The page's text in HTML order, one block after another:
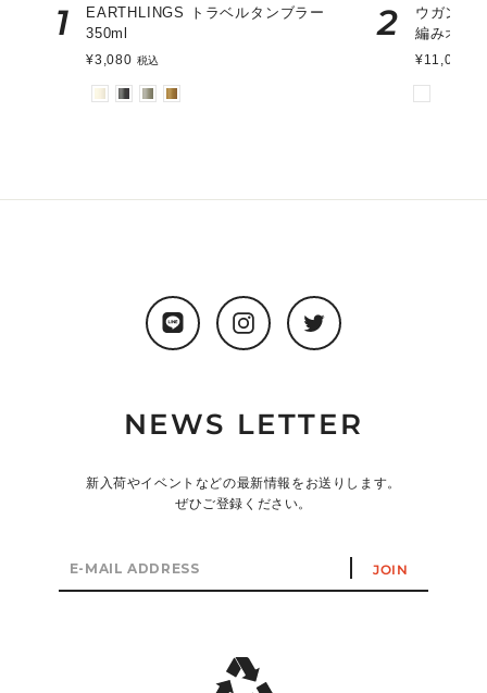
1
EARTHLINGS トラベルタンブラー
350ml
¥3,080 税込
2
ウガンダ
編みオー
¥11,000
LINE InstagramTwitter
NEWS LETTER
新入荷やイベントなどの最新情報をお送りします。
ぜひご登録ください。
address
JOIN